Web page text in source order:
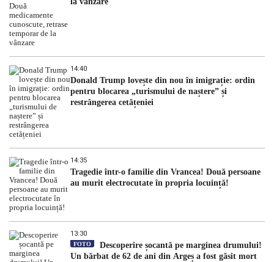
14:40
Donald Trump lovește din nou în imigrație: ordin
pentru blocarea „turismului de naștere” și
restrângerea cetățeniei
14:35
Tragedie într-o familie din Vrancea! Două persoane
au murit electrocutate în propria locuință!
13:30
FOTO
Descoperire șocantă pe marginea drumului!
Un bărbat de 62 de ani din Argeș a fost găsit mort